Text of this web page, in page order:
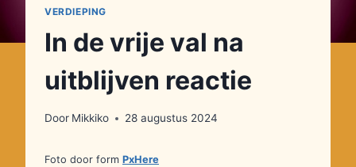
VERDIEPING
In de vrije val na
uitblijven reactie
Door Mikkiko 28 augustus 2024
Foto door form PxHere